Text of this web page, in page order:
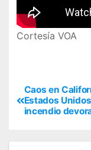
Cortesía VOA
Caos en
Estados
incendio